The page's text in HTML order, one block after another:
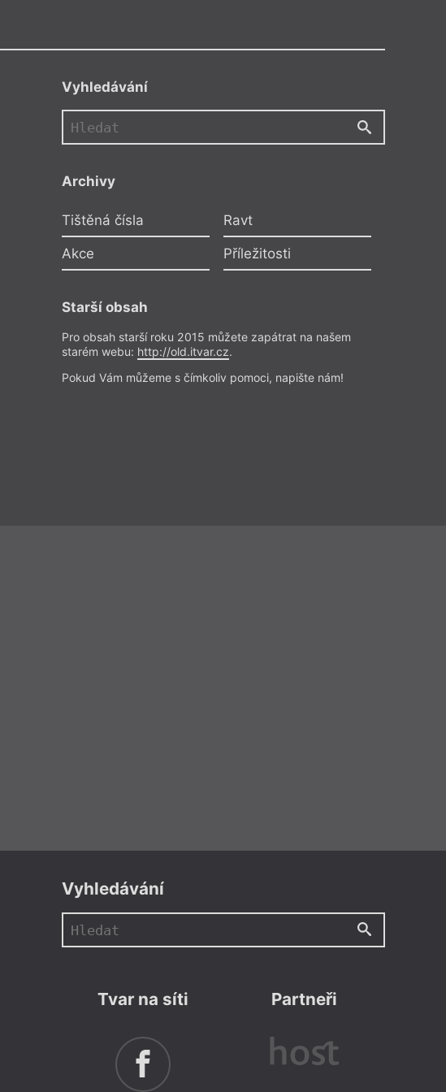
Philip Norton
Básně
tu bouchačku,
skočit,
předplatitele
Vyhledávání
Archivy
Tištěná čísla Ravt
Akce Příležitosti
Starší obsah
Pro obsah starší roku 2015 můžete zapátrat na našem
starém webu: http://old.itvar.cz.
Pokud Vám můžeme s čímkoliv pomoci, napište nám!
Vyhledávání
Tvar na síti Partneři